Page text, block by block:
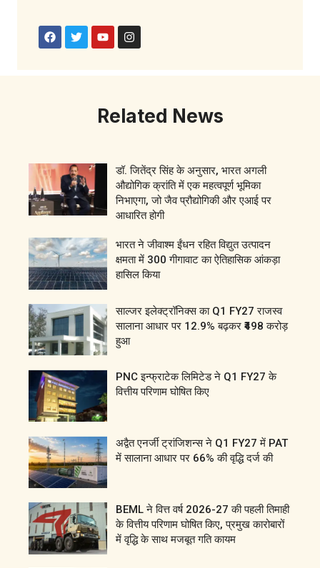
Related News
डॉ. जितेंद्र सिंह के अनुसार, भारत अगली
औद्योगिक क्रांति में एक महत्वपूर्ण भूमिका
निभाएगा, जो जैव प्रौद्योगिकी और एआई पर
आधारित होगी
भारत ने जीवाश्म ईंधन रहित विद्युत उत्पादन
क्षमता में 300 गीगावाट का ऐतिहासिक आंकड़ा
हासिल किया
साल्जर इलेक्ट्रॉनिक्स का Q1 FY27 राजस्व
सालाना आधार पर 12.9% बढ़कर ₹498 करोड़
हुआ
PNC इन्फ्राटेक लिमिटेड ने Q1 FY27 के
वित्तीय परिणाम घोषित किए
अद्वैत एनर्जी ट्रांजिशन्स ने Q1 FY27 में PAT
में सालाना आधार पर 66% की वृद्धि दर्ज की
BEML ने वित्त वर्ष 2026-27 की पहली तिमाही
के वित्तीय परिणाम घोषित किए, प्रमुख कारोबारों
में वृद्धि के साथ मजबूत गति कायम